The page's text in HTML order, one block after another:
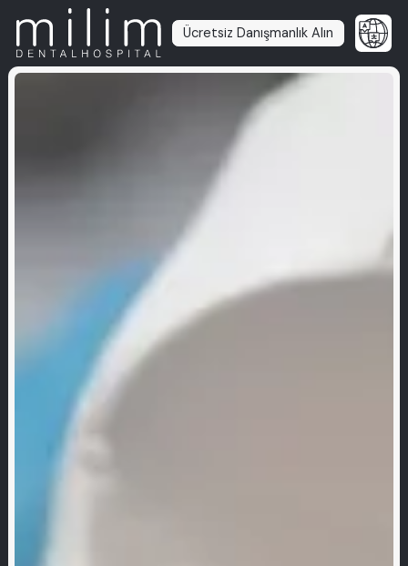
Ücretsiz Danışmanlık Alın